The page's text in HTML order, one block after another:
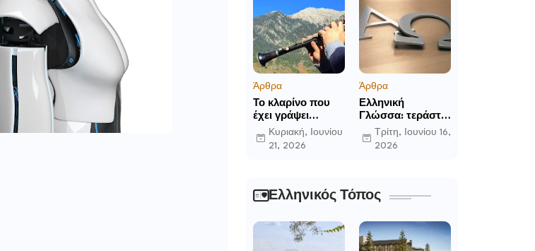
Άρθρα
Το κλαρίνο που
έχει γράψει
ιστορία στα χωριά
της Ρούμελης
Κυριακή, Ιουνίου
21, 2026
Άρθρα
Ελληνική
Γλώσσα: τεράστια
η προσφορά της
στο παγκόσμιο
Τρίτη, Ιουνίου 16,
2026
Ελληνικός Τόπος